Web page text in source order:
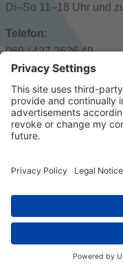
Di–So 11–18 Uhr und
Telefon:
069 / 427 2626 49
Postal adress:
Großer Hirschgraben
© 2023 k/c/